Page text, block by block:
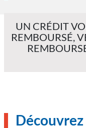
UN CRÉDIT
REMBOURSÉ,